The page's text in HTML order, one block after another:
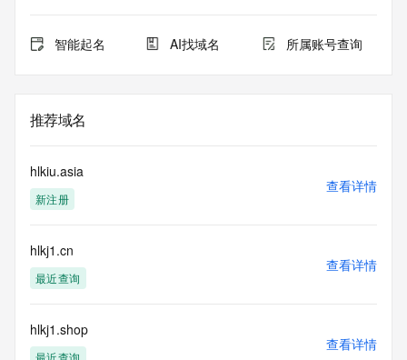
智能起名 AI找域名 所属账号查询
推荐域名
hlkiu.asia
新注册
查看详情
hlkj1.cn
最近查询
查看详情
hlkj1.shop
最近查询
查看详情